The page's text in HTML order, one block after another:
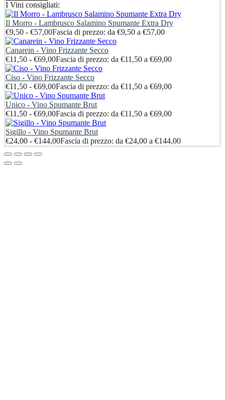
I Vini consigliati:
Il Morro - Lambrusco Salamino Spumante Extra Dry
€9,50 - €57,00Fascia di prezzo: da €9,50 a €57,00
Canarein - Vino Frizzante Secco
€11,50 - €69,00Fascia di prezzo: da €11,50 a €69,00
Ciso - Vino Frizzante Secco
€11,50 - €69,00Fascia di prezzo: da €11,50 a €69,00
Unico - Vino Spumante Brut
€11,50 - €69,00Fascia di prezzo: da €11,50 a €69,00
Sigillo - Vino Spumante Brut
€24,00 - €144,00Fascia di prezzo: da €24,00 a €144,00